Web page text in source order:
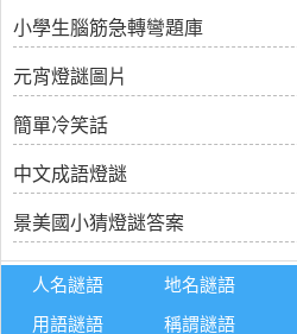
小學生腦筋急轉彎題庫
元宵燈謎圖片
簡單冷笑話
中文成語燈謎
景美國小猜燈謎答案
人名謎語 地名謎語
用語謎語
稱謂謎語